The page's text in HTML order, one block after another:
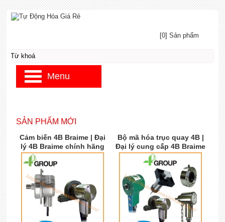
SẢN PHẨM MỚI
Cảm biến 4B Braime | Đại
lý 4B Braime chính hãng
Bộ mã hóa trục quay 4B |
Đại lý cung cấp 4B Braime
| 4B Braime Việt Nam
[0] Sản phẩm
Menu